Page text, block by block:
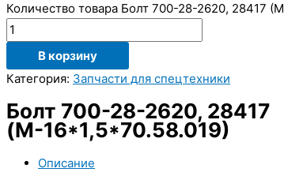
Количество товара Болт 700-28-2620, 28417
В корзину
Категория: Запчасти для спецтехники
Болт 700-28-2620, 28417
(М-16*1,5*70.58.019)
Описание